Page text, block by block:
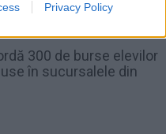
Privacy Policy
din locuința cuprinsă de
300 de burse elevilor
în sucursalele din